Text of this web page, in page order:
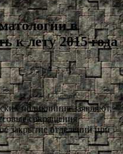
в
к лету 2015 года
поликлиник заявляют,
сокращения
закрытие отделений при